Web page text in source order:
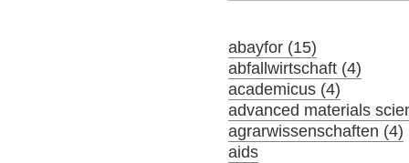
abayfor (15)
abfallwirtschaft (4)
academicus (4)
advanced materials
agrarwissenschaften (4)
aids